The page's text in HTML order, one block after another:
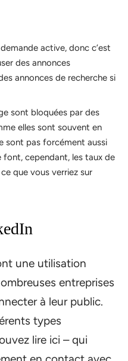
active, donc c’est
des annonces
annonces de recherche si
sont bloquées par des
elles sont souvent en
sont pas forcément aussi
font, cependant, les taux de
que vous verriez sur
une utilisation
entreprises
à leur public.
types
lire ici – qui